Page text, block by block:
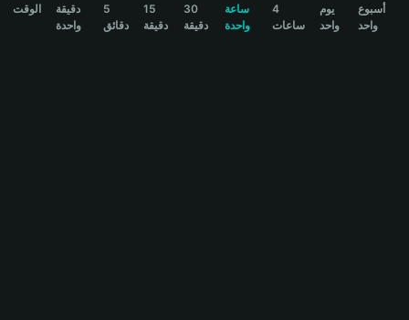
বাংলাالوقت
دقيقة
واحدة
5
دقائق
15
دقيقة
30
دقيقة
ساعة
واحدة
4
ساعات
يوم
واحد
أسبوع
واحد